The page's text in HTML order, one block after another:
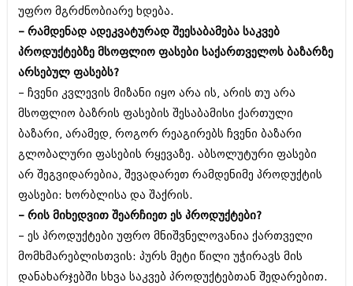
აპრილი 2016 (215)
მარტი 2016 (200)
თებერვალი 2016 (250)
იანვარი 2016 (206)
დეკემბერი 2015 (207)
ნოემბერი 2015 (264)
სექტემბერი 2015 (215)
აგვისტო 2015 (286)
ივლისი 2015 (173)
ივნისი 2015 (261)
მაისი 2015 (194)
აპრილი 2015 (208)
მარტი 2015 (365)
თებერვალი 2015 (286)
იანვარი 2015 (247)
დეკემბერი 2014 (342)
ნოემბერი 2014 (290)
უფრო მგრძნობიარე ხდება.
– რამდენად ადეკვატურად შეესაბამება საკვებ
პროდუქტებზე მსოფლიო ფასები საქართველოს ბაზარზე
არსებულ ფასებს?
– ჩვენი კვლევის მიზანი იყო არა ის, არის თუ არა
მსოფლიო ბაზრის ფასების შესაბამისი ქართული
ბაზარი, არამედ, როგორ რეაგირებს ჩვენი ბაზარი
გლობალური ფასების რყევაზე. აბსოლუტური ფასები
არ შეგვიდარებია, შევადარეთ რამდენიმე პროდუქტის
ფასები: ხორბლისა და შაქრის.
– რის მიხედვით შეარჩიეთ ეს პროდუქტები?
– ეს პროდუქტები უფრო მნიშვნელოვანია ქართველი
მომხმარებლისთვის: პურს მეტი წილი უჭირავს მის
დანახარჯებში სხვა საკვებ პროდუქტებთან შედარებით.